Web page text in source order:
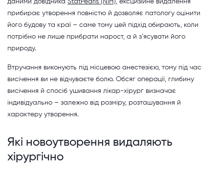
даними довідника StatPearls (NIH), ексцизійне видалення
прибирає утворення повністю й дозволяє патологу оцінити
його будову та краї – саме тому цей підхід обирають, коли
потрібно не лише прибрати нарост, а й з’ясувати його
природу.
Втручання виконують під місцевою анестезією, тому під час
висічення ви не відчуваєте болю. Обсяг операції, глибину
висічення й спосіб ушивання лікар-хірург визначає
індивідуально – залежно від розміру, розташування й
характеру утворення.
Які новоутворення видаляють
хірургічно